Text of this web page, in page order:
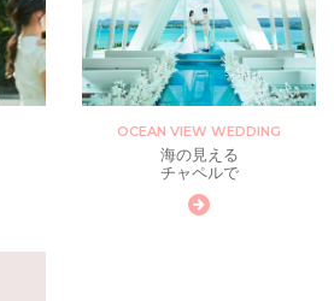
OCEAN VIEW WEDDING
海の見える
チャペルで